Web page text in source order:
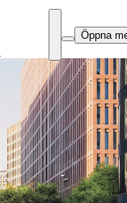
Öppna